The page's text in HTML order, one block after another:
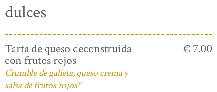
dulces
Tarta de queso deconstruida
con frutos rojos
Crumble de galleta, queso crema y
salsa de frutos rojos*
€ 7.00